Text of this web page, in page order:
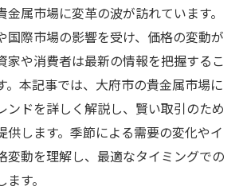
属市場に変革の波が訪れています。
国際市場の影響を受け、価格の変動が
家や消費者は最新の情報を把握するこ
。本記事では、大府市の貴金属市場に
ンドを詳しく解説し、賢い取引のため
供します。季節による需要の変化やイ
変動を理解し、最適なタイミングでの
す。